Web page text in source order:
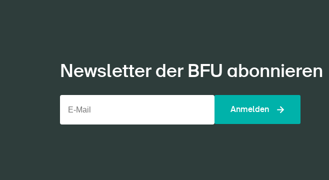
Newsletter der BFU abonnieren
Anmelden